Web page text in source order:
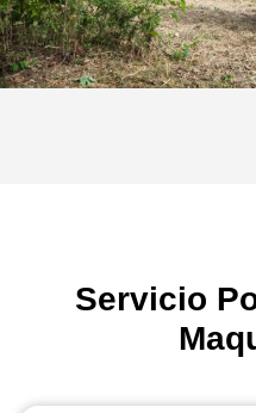
Servicio